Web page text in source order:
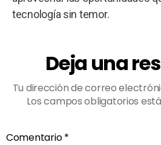
tecnología sin temor.
Deja una
Tu dirección de correo
Los campos obligatorios
Comentario*